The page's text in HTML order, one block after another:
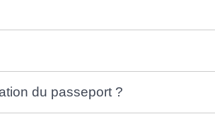
du passeport ?